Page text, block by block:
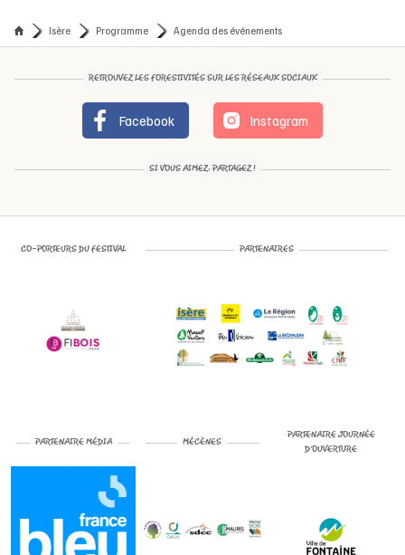
Isère Programme Agenda des événements
RETROUVEZ LES FORESTIVITÉS SUR LES RÉSEAUX SOCIAUX
Facebook Instagram
SI VOUS AIMEZ, PARTAGEZ !
CO-PORTEURS DU FESTIVAL PARTENAIRES
PARTENAIRE MÉDIA MÉCÈNES
PARTENAIRE JOURNÉE
D’OUVERTURE